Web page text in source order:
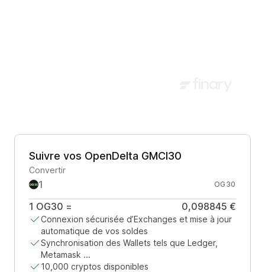
Suivre vos OpenDelta GMCI30
Convertir
OG30
1 OG30 = 0,098845 €
Connexion sécurisée d’Exchanges et mise à jour
automatique de vos soldes
Synchronisation des Wallets tels que Ledger,
Metamask ...
10,000 cryptos disponibles